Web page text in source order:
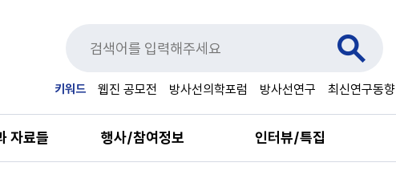
키워드 웹진 공모전 방사선의학포럼 방사선연구 최신연구동향
자료들 행사/참여정보 인터뷰/특집